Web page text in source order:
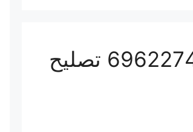
كراج ميكانيكي سيارة ميني كوبر 69622745 تصليح